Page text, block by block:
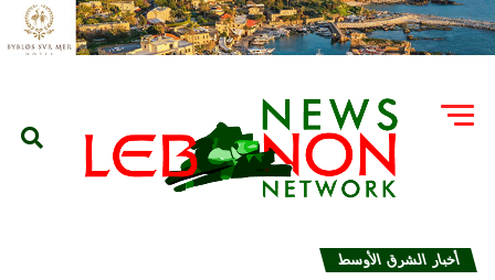
أخبار الشرق الأوسط